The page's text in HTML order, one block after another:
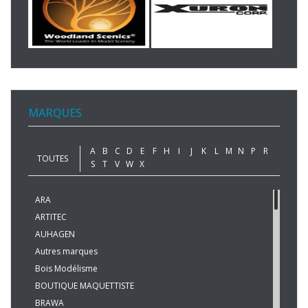
MARQUES
TOUTES
A B C D E F H I J K L M N P
R
S
T V W X
ARA
ARTITEC
AUHAGEN
Autres marques
Bois Modélisme
BOUTIQUE MAQUETTISTE
BRAWA